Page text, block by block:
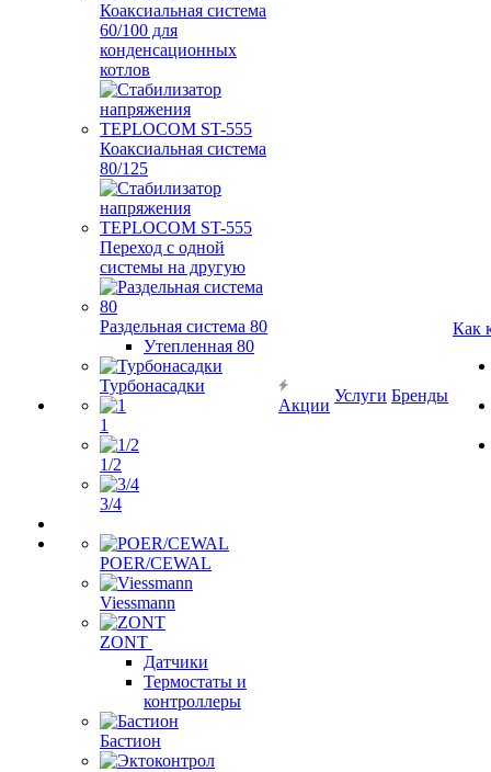
Коаксиальная система
60/100 для
конденсационных
котлов
Коаксиальная система
80/125
Переход с одной
системы на другую
Раздельная система 80
Утепленная 80
Турбонасадки
1
1/2
3/4
POER/CEWAL
Viessmann
ZONT
Датчики
Термостаты и
контроллеры
Бастион
Акции
Услуги Бренды
Как